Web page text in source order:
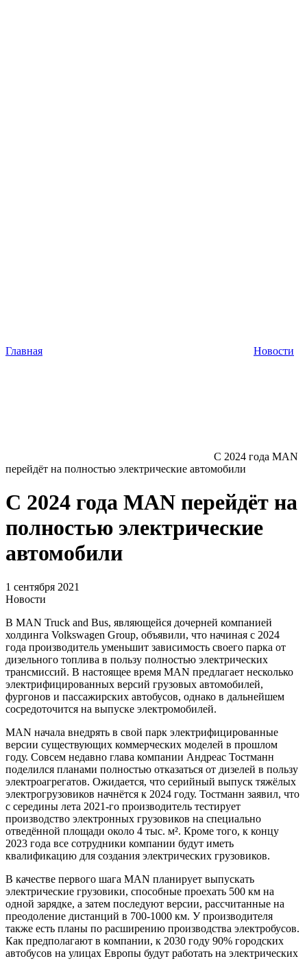
Главная Новости
С 2024 года MAN
перейдёт на полностью электрические автомобили
С 2024 года MAN перейдёт на
полностью электрические
автомобили
1 сентября 2021
Новости
В MAN Truck and Bus, являющейся дочерней компанией
холдинга Volkswagen Group, объявили, что начиная с 2024
года производитель уменьшит зависимость своего парка от
дизельного топлива в пользу полностью электрических
трансмиссий. В настоящее время MAN предлагает несколько
электрифицированных версий грузовых автомобилей,
фургонов и пассажирских автобусов, однако в дальнейшем
сосредоточится на выпуске электромобилей.
MAN начала внедрять в свой парк электрифицированные
версии существующих коммерческих моделей в прошлом
году. Совсем недавно глава компании Андреас Тостманн
поделился планами полностью отказаться от дизелей в пользу
электроагрегатов. Ожидается, что серийный выпуск тяжёлых
электрогрузовиков начнётся к 2024 году. Тостманн заявил, что
с середины лета 2021-го производитель тестирует
производство электронных грузовиков на специально
отведённой площади около 4 тыс. м². Кроме того, к концу
2023 года все сотрудники компании будут иметь
квалификацию для создания электрических грузовиков.
В качестве первого шага MAN планирует выпускать
электрические грузовики, способные проехать 500 км на
одной зарядке, а затем последуют версии, рассчитанные на
преодоление дистанций в 700-1000 км. У производителя
также есть планы по расширению производства электробусов.
Как предполагают в компании, к 2030 году 90% городских
автобусов на улицах Европы будут работать на электрических